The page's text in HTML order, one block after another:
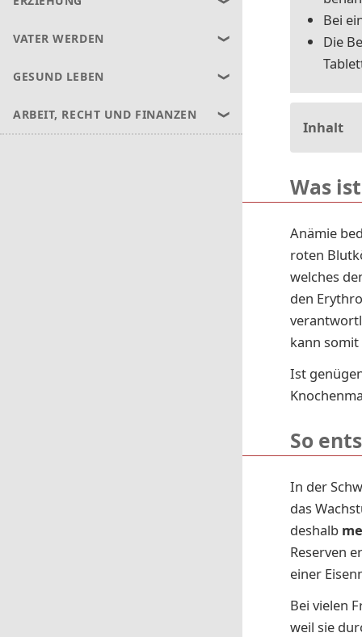
VATER WERDEN
GESUND LEBEN
ARBEIT, RECHT UND FINANZEN
Bei
Die
Inhalt
Was
Anämie
roten
welches
den
kann
Ist
So
In der
das
deshalb
Reserven
einer
Bei vielen
weil sie